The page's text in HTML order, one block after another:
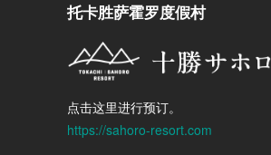
托卡胜萨霍罗度假村
点击这里进行预订。
https://sahoro-resort.com